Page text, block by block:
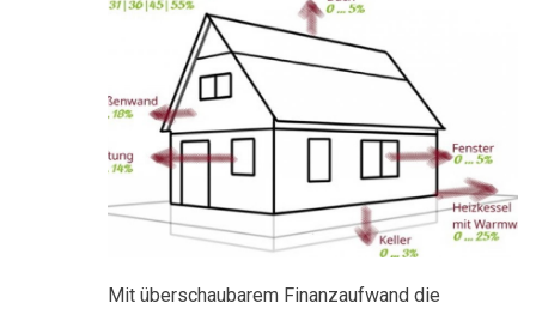
Mit überschaubarem Finanzaufwand die